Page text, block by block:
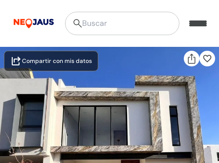
Compartir con mis datos